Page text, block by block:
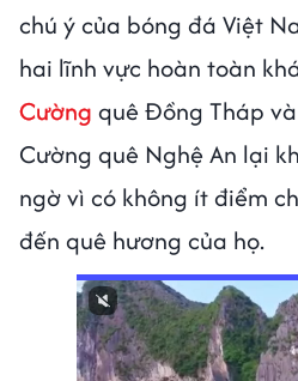
chú ý của bóng đá Việt
hai lĩnh vực hoàn toàn
Cường quê Đồng Tháp
Cường quê Nghệ An lại
ngờ vì có không ít điểm
đến quê hương của họ.